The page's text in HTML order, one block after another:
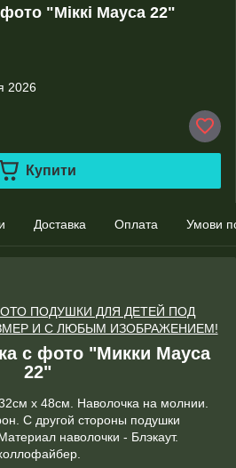
"Міккі Мауса 22"
2026
Купити
Доставка Оплата Умови
ПОДУШКИ ДЛЯ ДЕТЕЙ ПОД
И С ЛЮБЫМ ИЗОБРАЖЕНИЕМ!
с фото "Микки Мауса
22"
х 48см. Наволочка на молнии.
С другой стороны подушки
наволочки - Блэкаут.